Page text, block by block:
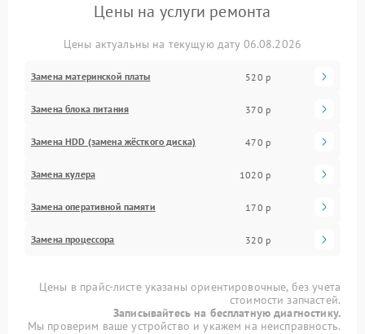
Цены на услуги ремонта
Цены актуальны на текущую дату 06.08.2026
Замена материнской платы 520 р
Замена блока питания 370 р
Замена HDD (замена жёсткого диска) 470 р
Замена кулера 1020 р
Замена оперативной памяти 170 р
Замена процессора 320 р
Цены в прайс-листе указаны ориентировочные, без учета
стоимости запчастей.
Записывайтесь на бесплатную диагностику.
Мы проверим ваше устройство и укажем на неисправность.